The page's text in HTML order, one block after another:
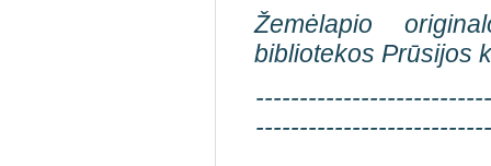
Žemėlapio
bibliotekos Prūsijos